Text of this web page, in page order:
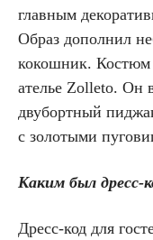
главным
Образ дополнил
кокошник. Костюм
ателье Zolleto. Он
двубортный
с золотыми
Каким был дресс-
Дресс-код для